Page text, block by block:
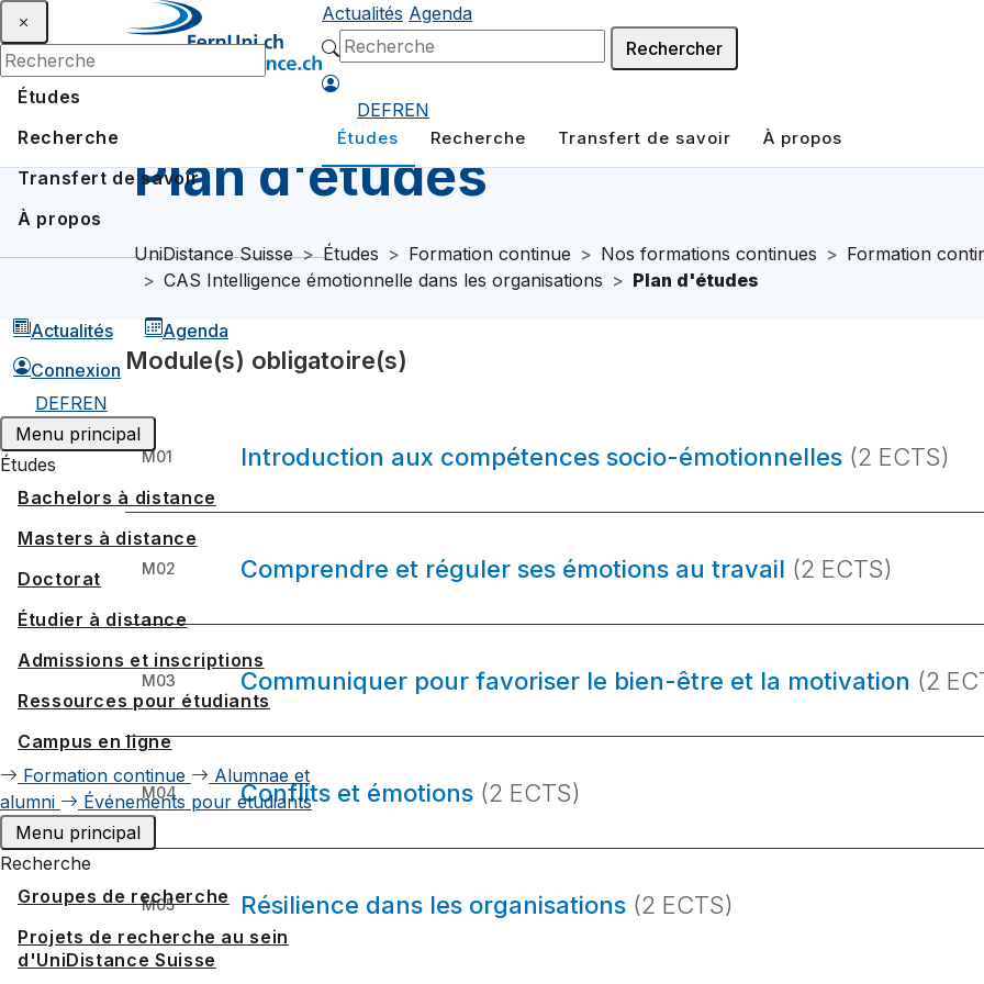
Actualités Agenda
Rechercher
DEFREN
Études Recherche Transfert de savoir À propos
Études
Recherche
Transfert de savoir
À propos
Actualités
Agenda
Connexion
DEFREN
Menu principal
Études
Bachelors à distance
Masters à distance
Doctorat
Étudier à distance
Admissions et inscriptions
Ressources pour étudiants
Campus en ligne
Formation continue
Alumnae et
alumni
Événements pour étudiants
Menu principal
Recherche
Groupes de recherche
Projets de recherche au sein
d'UniDistance Suisse
Plan d'études
UniDistance Suisse Études Formation continue Nos formations continues
Formation
CAS Intelligence émotionnelle dans les organisations
Plan d'études
Module(s) obligatoire(s)
M01 Introduction aux compétences socio-émotionnelles (2 ECTS)
M02 Comprendre et réguler ses émotions au travail (2 ECTS)
M03 Communiquer pour favoriser le bien-être et la motivation (2
M04 Conflits et émotions (2 ECTS)
M05 Résilience dans les organisations (2 ECTS)